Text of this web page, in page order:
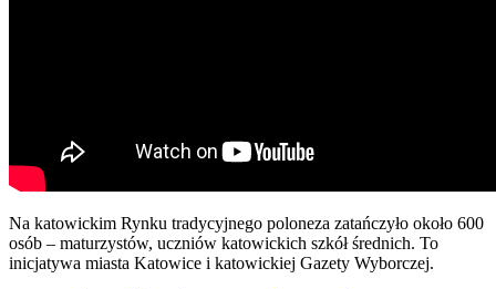
Na katowickim Rynku tradycyjnego poloneza zatańczyło około 600
osób – maturzystów, uczniów katowickich szkół średnich. To
inicjatywa miasta Katowice i katowickiej Gazety Wyborczej.